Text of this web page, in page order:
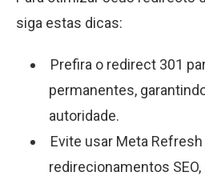
siga estas dicas:
Prefira o redirect 301
permanentes,
autoridade.
Evite usar Meta Refresh
redirecionamentos